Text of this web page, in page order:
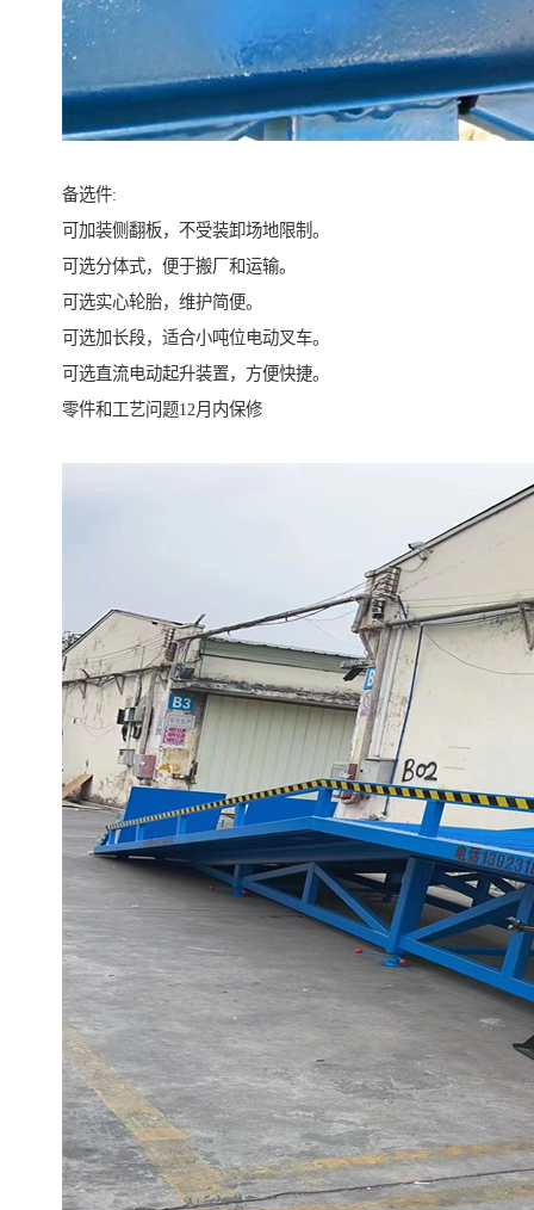
备选件:
可加装侧翻板，不受装卸场地限制。
可选分体式，便于搬厂和运输。
可选实心轮胎，维护简便。
可选加长段，适合小吨位电动叉车。
可选直流电动起升装置，方便快捷。
零件和工艺问题12月内保修